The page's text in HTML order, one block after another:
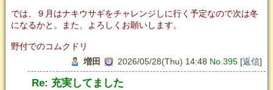
では、９月はナキウサギをチャレンジしに行く予定なので次は冬
になるかと。また、よろしくお願いします。
野付でのコムクドリ
増田
2026/05/28(Thu) 14:48 No.395 [返信]
Re: 充実してました